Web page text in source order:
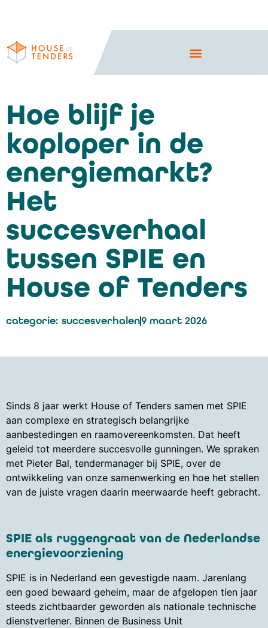
Hoe blijf je
koploper in de
energiemarkt?
Het
succesverhaal
tussen SPIE en
House of Tenders
categorie: succesverhalen9 maart 2026
Sinds 8 jaar werkt House of Tenders samen met SPIE
aan complexe en strategisch belangrijke
aanbestedingen en raamovereenkomsten. Dat heeft
geleid tot meerdere succesvolle gunningen. We spraken
met Pieter Bal, tendermanager bij SPIE, over de
ontwikkeling van onze samenwerking en hoe het stellen
van de juiste vragen daarin meerwaarde heeft gebracht.
SPIE als ruggengraat van de Nederlandse
energievoorziening
SPIE is in Nederland een gevestigde naam. Jarenlang
een goed bewaard geheim, maar de afgelopen tien jaar
steeds zichtbaarder geworden als nationale technische
dienstverlener. Binnen de Business Unit